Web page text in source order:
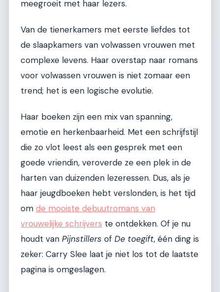
meegroeit met haar lezers.
Van de tienerkamers met eerste liefdes tot
de slaapkamers van volwassen vrouwen met
complexe levens. Haar overstap naar romans
voor volwassen vrouwen is niet zomaar een
trend; het is een logische evolutie.
Haar boeken zijn een mix van spanning,
emotie en herkenbaarheid. Met een schrijfstijl
die zo vlot leest als een gesprek met een
goede vriendin, veroverde ze een plek in de
harten van duizenden lezeressen. Dus, als je
haar jeugdboeken hebt verslonden, is het tijd
om de mooiste debuutromans van
vrouwelijke schrijvers te ontdekken. Of je nu
houdt van Pijnstillers of De toegift, één ding is
zeker: Carry Slee laat je niet los tot de laatste
pagina is omgeslagen.